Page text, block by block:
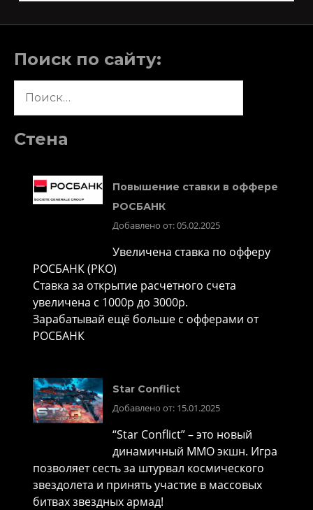
Поиск по сайту:
Стена
Повышение ставки в оффере
РОСБАНК
Добавлено от: 05.02.2025
Увеличена ставка по офферу
РОСБАНК (РКО)
Ставка за открытие расчетного счета
увеличена с 1000р до 3000р.
Зарабатывай ещё больше с офферами от
РОСБАНК
Star Conflict
Добавлено от: 15.01.2025
“Star Conflict” – это новый
динамичный MMO экшн. Игра
позволяет сесть за штурвал космического
звездолета и принять участие в массовых
битвах звездных армад!